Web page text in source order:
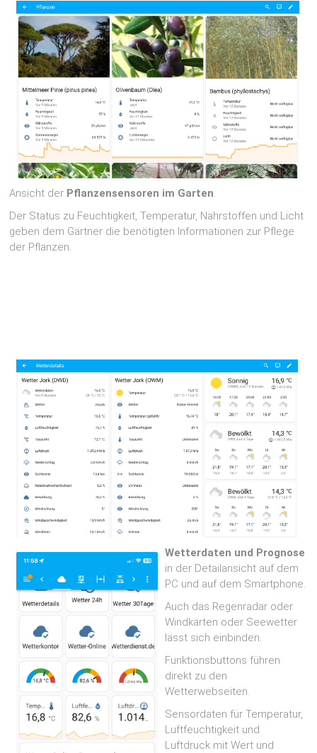
Ansicht der Pflanzensensoren im Garten.
Der Status zu Feuchtigkeit, Temperatur, Nährstoffen und Licht
geben dem Gärtner die benötigten Informationen zur Pflege
der Pflanzen.
Wetterdaten und Prognose
in der Detailansicht auf dem
PC und auf dem Smartphone.
Auch das Regenradar oder
Windkarten oder Seewetter
lässt sich einbinden.
Funktionsbuttons führen
direkt zu den
Wetterwebseiten.
Sensordaten für Temperatur,
Luftfeuchtigkeit und
Luftdruck mit Wert und